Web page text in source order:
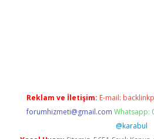
Reklam ve İletişim: E-mail:
forumhizmeti@gmail.com Whatsapp:
@karabul